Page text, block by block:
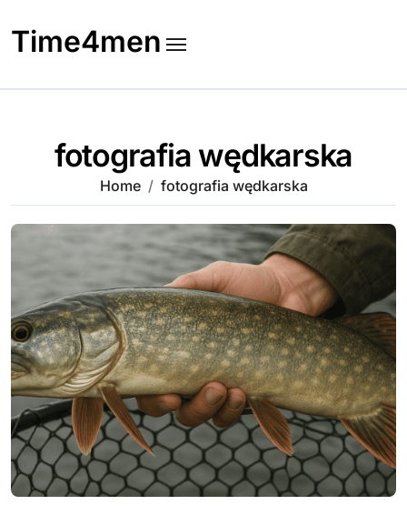
to
content
Time4men
fotografia wędkarska
Home fotografia wędkarska